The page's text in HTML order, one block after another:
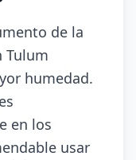
de la
Tulum
humedad.
en los
usar